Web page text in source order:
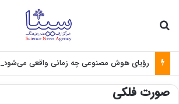
رؤیای هوش مصنوعی چه زمانی واقعی می‌شود؟
صورت فلکی